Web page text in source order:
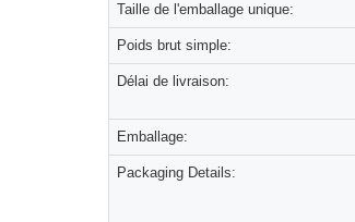
Taille de l'emballage unique:
Poids brut simple:
Délai de livraison:
Emballage:
Packaging Details: